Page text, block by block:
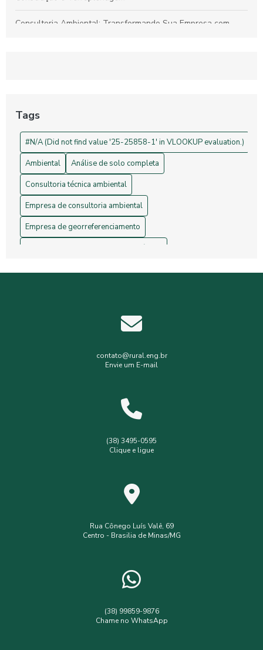
Consultoria Ambiental: Transformando Sua Empresa com
Drones na Topografia: Revolucionando Medições e Mapas
Tags
#N/A (Did not find value '25-25858-1' in VLOOKUP evaluation.)
Ambiental
Análise de solo completa
Consultoria técnica ambiental
Empresa de consultoria ambiental
Empresa de georreferenciamento
Empresa de gerenciamento de resíduos
Gerenciamento de resíduos hospitalares
Gerenciamento de resíduos sólidos
Levantamento planialtimétrico cadastral
Levantamento topográfico com drone
analise de solo interpretação
assistência técnica
empresa de assistência técnica e extensão rural
empresa de engenharia ambiental
contato@rural.eng.br
Envie um E-mail
(38) 3495-0595
Clique e ligue
Rua Cônego Luís Valê, 69
Centro - Brasilia de Minas/MG
(38) 99859-9876
Chame no WhatsApp